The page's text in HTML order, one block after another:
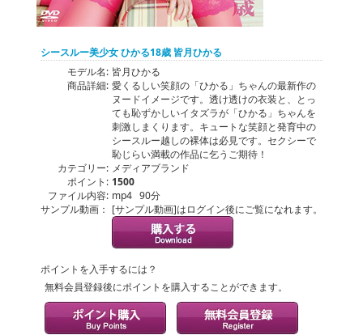
シースルー美少女 ひかる18歳 皆月ひかる
モデル名: 皆月ひかる
商品詳細: 愛くるしい笑顔の「ひかる」ちゃんの最新作の
ヌードイメージです。透け透けの衣装と、とっ
ても恥ずかしいイタズラが「ひかる」ちゃんを
刺激しまくります。キュートな笑顔と発育中の
シースルー越しの裸体は必見です。セクシーで
恥じらい満載の作品に乞うご期待！
カテゴリー: メディアブランド
ポイント: 1500
ファイル内容: mp4 90分
サンプル動画： [サンプル動画]はログイン後にご覧になれます。
ポイントを入手するには？
無料会員登録後にポイントを購入することができます。